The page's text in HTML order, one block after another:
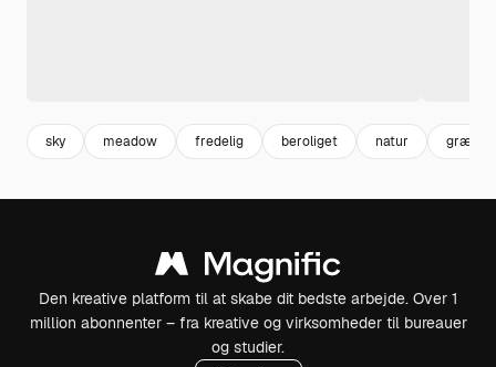
sky meadow fredelig beroliget natur græs
Den kreative platform til at skabe dit bedste arbejde. Over 1
million abonnenter – fra kreative og virksomheder til bureauer
og studier.